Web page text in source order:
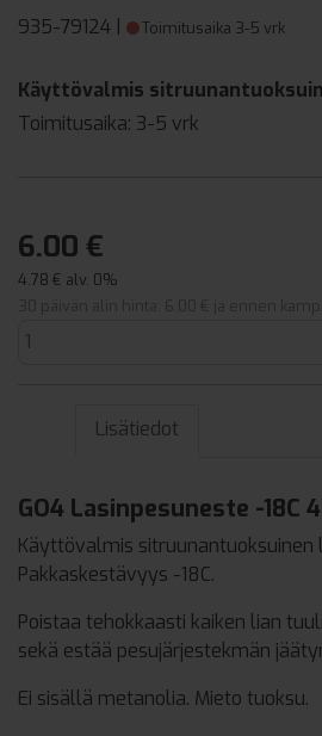
935-79124 Toimitusaika 3-5 vrk
Käyttövalmis
Toimitusaika: 3-5 vrk
6.00 €
4.78 € alv. 0%
30 päivän alin hinta: 6.00 € ja ennen
Lisätiedot
GO4 Lasinpesuneste -18C
Käyttövalmis sitruunantuoksuinen
Pakkaskestävyys -18C.
Poistaa tehokkaasti kaiken lian
sekä estää pesujärjestekmän
Ei sisällä metanolia. Mieto tuoksu.